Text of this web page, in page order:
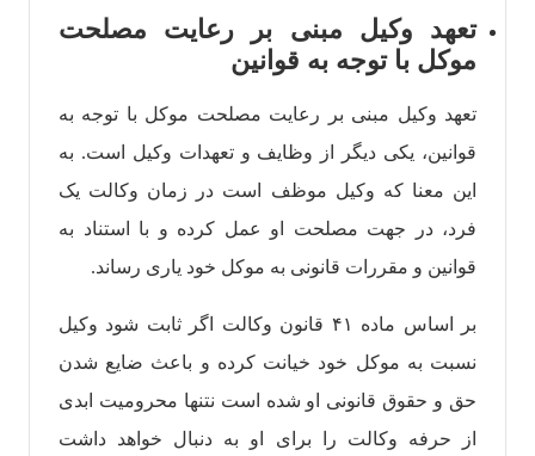
تعهد وکیل مبنی بر رعایت مصلحت
موکل با توجه به قوانین
تعهد وکیل مبنی بر رعایت مصلحت موکل با توجه به
قوانین، یکی دیگر از وظایف و تعهدات وکیل است. به
این معنا که وکیل موظف است در زمان وکالت یک
فرد، در جهت مصلحت او عمل کرده و با استناد به
قوانین و مقررات قانونی به موکل خود یاری رساند.
بر اساس ماده ۴۱ قانون وکالت اگر ثابت شود وکیل
نسبت به موکل خود خیانت کرده و باعث ضایع شدن
حق و حقوق قانونی او شده است نتنها محرومیت ابدی
از حرفه وکالت را برای او به دنبال خواهد داشت